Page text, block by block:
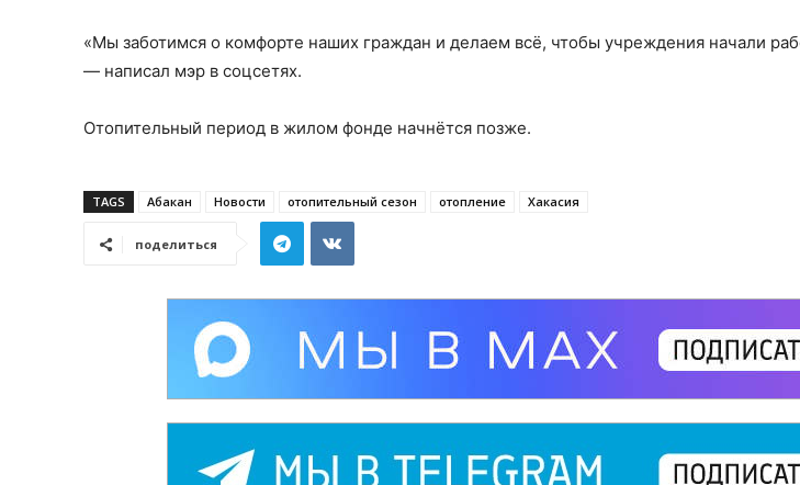
«Мы заботимся о комфорте наших граждан и делаем всё, чтобы учреждения начали
— написал мэр в соцсетях.
Отопительный период в жилом фонде начнётся позже.
TAGS Абакан Новости отопительный сезон отопление Хакасия
поделиться